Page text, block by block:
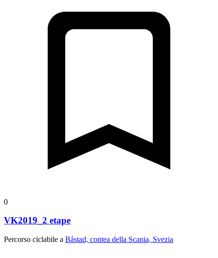
0
VK2019_2 etape
Percorso ciclabile a Båstad, contea della Scania, Svezia